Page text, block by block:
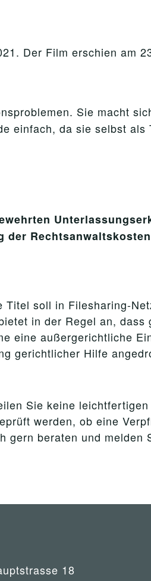
Der Film erschien am
Sie macht
einfach, da sie selbst als
der Rechtsanwaltskosten
soll in Filesharing-
in der Regel an, dass
eine außergerichtliche
gerichtlicher Hilfe
Sie keine
werden, ob eine
gern beraten und melden
18